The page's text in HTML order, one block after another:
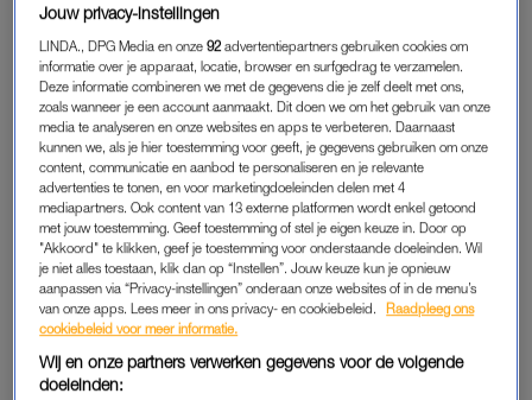
IN DÍT PROGRAMMA WAS THIJZ' GAST
HELENA UIT 'B&B VOL LIEFDE' AL EERDER TE
ZIEN
GELEZEN BIJ DE TANDARTS
Mike uit 'B&B Vol Liefde'
praat mond lichtjes voorbij
over liefdesleven
B&BIJPRATEN
B&Bijpraten: 'Zonder rijbewijs
stuurt Iris je met het ov weer
naar huis'
ADVERTORIAL
Word een professional yapper:
zó wordt nieuwe mensen
ontmoeten veel minder
awkward
INTERVIEW
Debbie schrijft wekelijks
over 'B&B Vol Liefde': 'Paul
en ik zijn twee tuthola's die
FRAGMENT GEMIST
Jouw privacy-instellingen
LINDA., DPG Media en onze92 advertentiepartners gebruiken cookies om
informatie over je apparaat, locatie, browser en surfgedrag te verzamelen.
Deze informatie combineren we met de gegevens die je zelf deelt met ons,
zoals wanneer je een account aanmaakt. Dit doen we om het gebruik van onze
media te analyseren en onze websites en apps te verbeteren. Daarnaast
kunnen we, als je hier toestemming voor geeft, je gegevens gebruiken om onze
content, communicatie en aanbod te personaliseren en je relevante
advertenties te tonen, en voor marketingdoeleinden delen met 4
mediapartners. Ook content van 13 externe platformen wordt enkel getoond
met jouw toestemming. Geef toestemming of stel je eigen keuze in. Door op
"Akkoord" te klikken, geef je toestemming voor onderstaande doeleinden. Wil
je niet alles toestaan, klik dan op “Instellen”. Jouw keuze kun je opnieuw
aanpassen via “Privacy-instellingen” onderaan onze websites of in de menu’s
van onze apps. Lees meer in ons privacy- en cookiebeleid.
Raadpleeg ons
cookiebeleid voor meer informatie.
Wij en onze partners verwerken gegevens voor de volgende
doeleinden: